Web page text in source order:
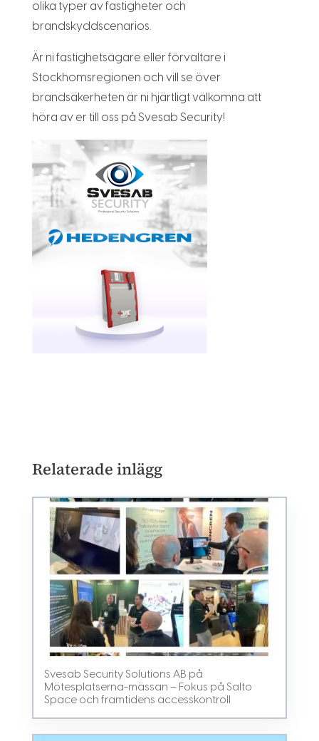
olika typer av fastigheter och
brandskyddscenarios.
Är ni fastighetsägare eller förvaltare i
Stockhomsregionen och vill se över
brandsäkerheten är ni hjärtligt välkomna att
höra av er till oss på Svesab Security!
Relaterade inlägg
Svesab Security Solutions AB på
Mötesplatserna-mässan – Fokus på Salto
Space och framtidens accesskontroll